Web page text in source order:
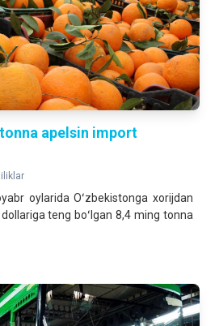
apelsin import
oylarida Oʻzbekistonga xorijdan
teng boʻlgan 8,4 ming tonna